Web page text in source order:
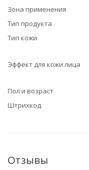
Зона применения
Тип продукта
Тип кожи
Эффект для кожи лица
Пол и возраст
Штрихкод
Отзывы